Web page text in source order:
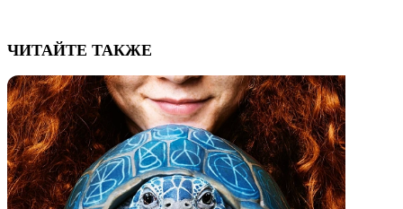
ЧИТАЙТЕ ТАКЖЕ